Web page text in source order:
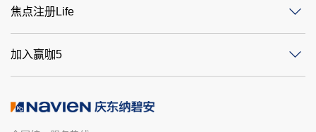
焦点注册Life
加入赢咖5